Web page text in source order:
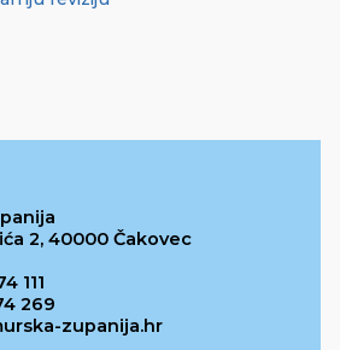
2, 40000 Čakovec
111
269
zupanija.hr